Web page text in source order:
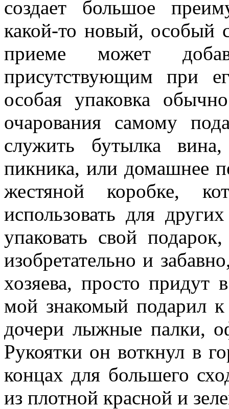
создает большое
какой-то новый, особый
приеме может
присутствующим при
особая упаковка
очарования самому
служить бутылка
пикника, или домашнее
жестяной коробке,
использовать для
упаковать свой
изобретательно и
хозяева, просто придут
мой знакомый подарил к
дочери лыжные палки,
Рукоятки он воткнул в
концах для большего
из плотной красной и